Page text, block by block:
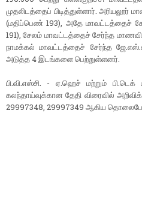
முதலிடத்தைப் பிடித்துள்ளார்.
(மதிப்பெண் 193), அதே மாவட்டத்தைச்
191), சேலம் மாவட்டத்தைச் சேர்ந்த
நாமக்கல் மாவட்டத்தைச் சேர்ந்த
அடுத்த 4 இடங்களை பெற்றுள்ளனர்.
பி.வி.எஸ்சி. - ஏ.ஹெச் மற்றும்
கலந்தாய்வுக்கான தேதி விரைவில்
29997348, 29997349 ஆகிய